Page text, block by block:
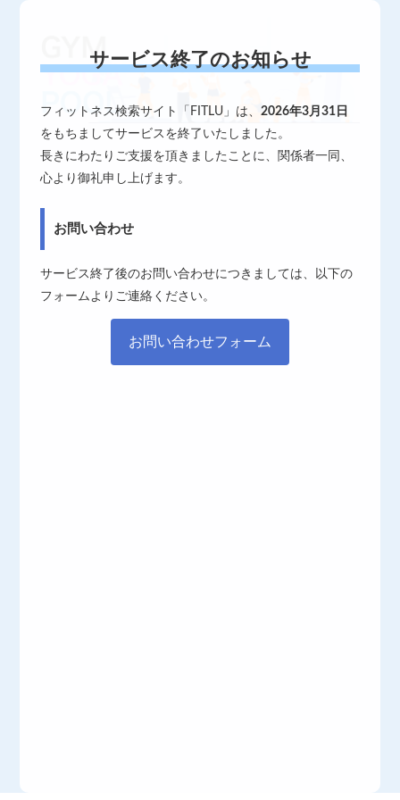
サービス終了のお知らせ
フィットネス検索サイト「FITLU」は、 2026年3月31日
をもちましてサービスを終了いたしました。
長きにわたりご支援を頂きましたことに、関係者一同、
心より御礼申し上げます。
お問い合わせ
サービス終了後のお問い合わせにつきましては、以下の
フォームよりご連絡ください。
お問い合わせフォーム